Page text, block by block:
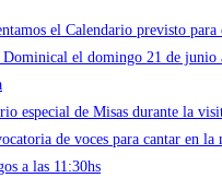
el Calendario previsto
Dominical el domingo 21 de junio
especial de Misas durante la
de voces para cantar en la
a las 11:30hs